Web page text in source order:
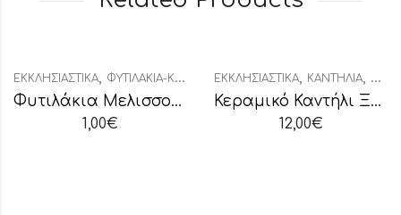
ΕΚΚΛΗΣΙΑΣΤΙΚΆ, ΦΥΤΙΛΆΚΙΑ-ΚΑΝΤΗΛΉΘΡΕΣ
Φυτιλάκια Μελισσοκέρι Μικρή Συσκευασία
1,00€
ΕΚΚΛΗΣΙΑΣΤΙΚΆ, ΚΑΝΤΉΛΙΑ,
Κεραμικό Καντήλι Ξωκλήσι Υαλομένο Δίχρωμο
12,00€